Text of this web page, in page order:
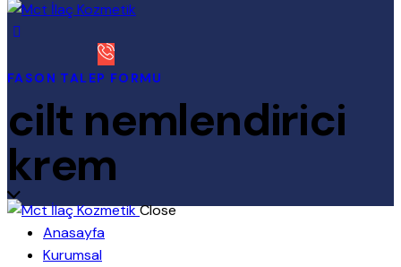
FASON TALEP FORMU
cilt nemlendirici
krem
Close
Anasayfa
Kurumsal